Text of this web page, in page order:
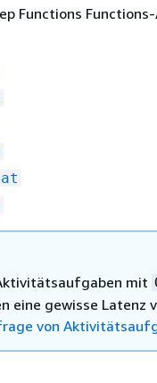
Functions
mit
eine gewisse Latenz
von